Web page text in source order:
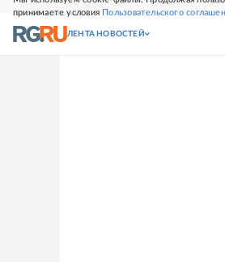
принимаете условия Пользовательского
СВЕЖИЙ НОМЕР
ЛЕНТА НОВОСТЕЙ